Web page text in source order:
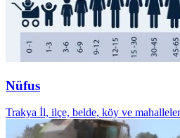
Nüfus
Trakya İl, ilçe, belde, köy ve